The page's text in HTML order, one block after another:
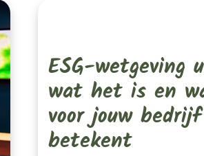
ESG-wetgeving
wat het is en
voor jouw bedrijf
betekent
Is
En
Wat
Het
Voor
Jouw
Bedrijf
Betekent